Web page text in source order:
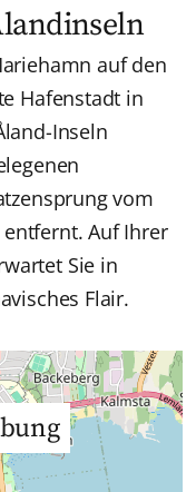
auf den
Hafenstadt in
Inseln
vom
Auf Ihrer
Sie in
Flair.